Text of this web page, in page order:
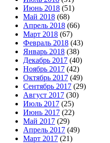
Июнь 2018 (51)
Май 2018 (68)
Апрель 2018 (66)
Март 2018 (67)
Февраль 2018 (43)
Январь 2018 (38)
Декабрь 2017 (40)
Ноябрь 2017 (42)
Октябрь 2017 (49)
Сентябрь 2017 (29)
Август 2017 (30)
Июль 2017 (25)
Июнь 2017 (22)
Май 2017 (29)
Апрель 2017 (49)
Март 2017 (21)